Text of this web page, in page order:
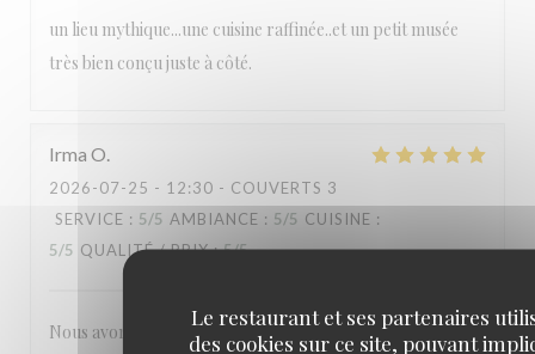
Le restaurant et ses partenaires
des cookies sur ce site, pouvant
un lieu mythique...une cuisine raffinée..et un petit musée
très bien conçu juste à côté.
Irma O
2026-07-25 - 12:30 - COUVERTS 3
SERVICE : 5/5 AMBIANCE : 5/5 CUISINE :
5/5 QUALITÉ / PRIX: 5/5
Nous avons tous aimé notre visite : la cuisine française telle